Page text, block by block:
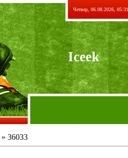
Четвер, 06.08.2026, 05:31
Iceek
» 36033